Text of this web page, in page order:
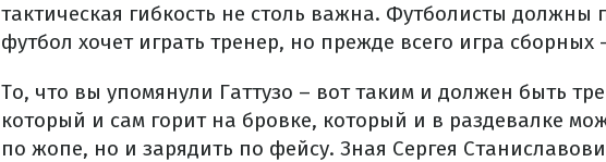
тактическая гибкость не столь важна. Футболисты должны
футбол хочет играть тренер, но прежде всего игра сборных
То, что вы упомянули Гаттузо – вот таким и должен быть
который и сам горит на бровке, который и в раздевалке
по жопе, но и зарядить по фейсу. Зная Сергея